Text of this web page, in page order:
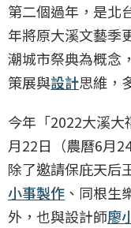
第二個過年，是北
年將原大溪文藝季
潮城市祭典為概念
策展與設計思維，
今年「2022大溪
月22日（農曆6月
除了邀請保庇天后
小事製作 、同根生
外，也與設計師廖